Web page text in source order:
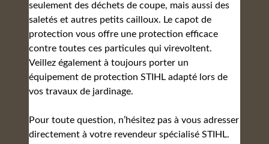
seulement des déchets de coupe, mais aussi des
saletés et autres petits cailloux. Le capot de
protection vous offre une protection efficace
contre toutes ces particules qui virevoltent.
Veillez également à toujours porter un
équipement de protection STIHL adapté lors de
vos travaux de jardinage.
Pour toute question, n’hésitez pas à vous adresser
directement à votre revendeur spécialisé STIHL.